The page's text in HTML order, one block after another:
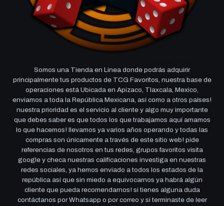
Somos una Tienda en Linea donde podrás adquirir
principalmente tus productos de TCG Favoritos, nuestra base de
operaciones está Ubicada en Apizaco, Tlaxcala, Mexico,
enviamos a toda la República Mexicana, así como a otros países!
nuestra prioridad es el servicio al cliente y algo muy importante
que debes saber es que todos los que trabajamos aquí amamos
lo que hacemos! llevamos ya varios años operando y todas las
compras son únicamente a través de este sitio web! pide
referencias de nosotros en tus redes, grupos favoritos visita
google y checa nuestras calificaciones investiga en nuestras
redes sociales, ya hemos enviado a todos los estados de la
república así que sin miedo a equivocarnos ya habrá algún
cliente que pueda recomendarnos! si tienes alguna duda
contáctanos por Whatsapp o por correo y si terminaste de leer